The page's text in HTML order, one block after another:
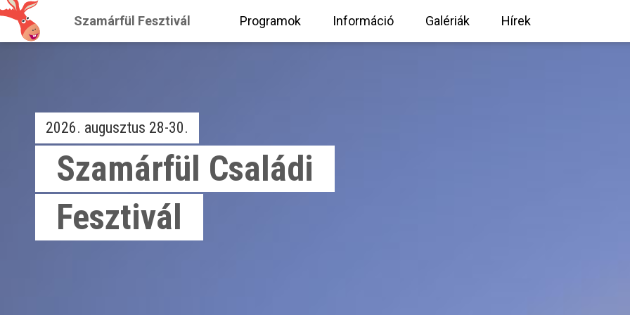
Szamárfül Fesztivál Programok Információ Galériák Hírek
2026. augusztus 28-30.
Szamárfül Családi
Fesztivál